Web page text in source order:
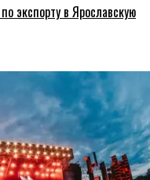
экспорту в Ярославскую